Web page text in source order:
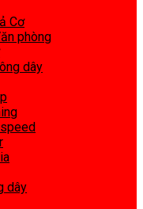
Cơ
phòng
dây
dây